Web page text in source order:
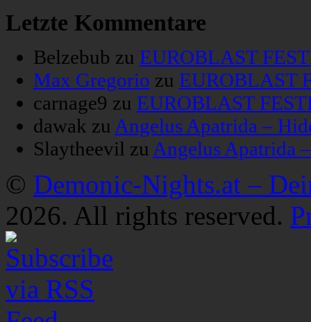
Letzte Kommentare
Belzebub zu EUROBLAST
Max Gregorio zu EUROBLAST
carnage9 zu EUROBLAST
dawak zu Angelus Apatrida –
Slaytheevil zu Angelus Apatrida
© Demonic-Nights.at –
2026. All rights reserved.